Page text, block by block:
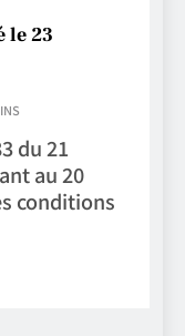
le 23
du 21
au 20
conditions